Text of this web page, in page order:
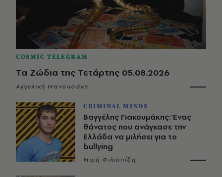
COSMIC TELEGRAM
Τα Ζώδια της Τετάρτης 05.08.2026
Αγγελική Μανουσάκη
CRIMINAL MINDS
Βαγγέλης Γιακουμάκης: Ένας
θάνατος που ανάγκασε την
Ελλάδα να μιλήσει για το
bullying
Μιμή Φιλιππίδη